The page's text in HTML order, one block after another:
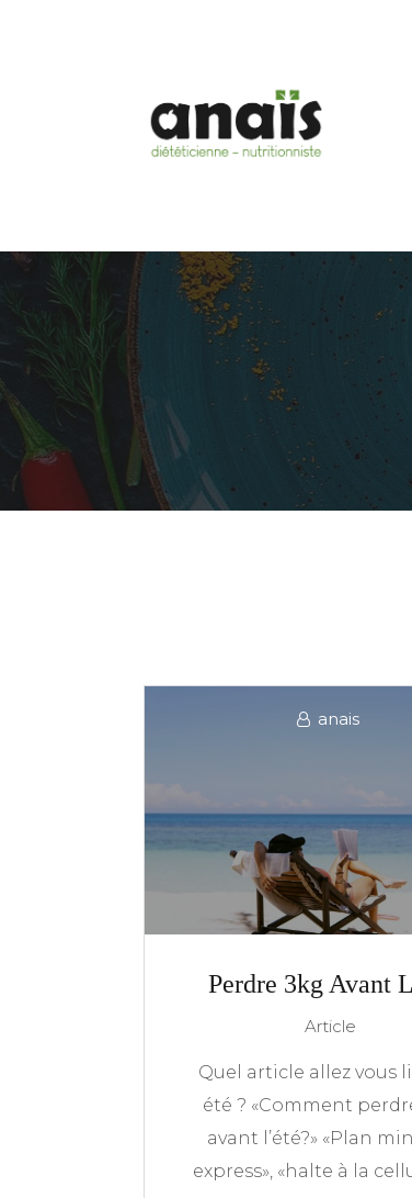
anais
Perdre 3kg Avant
Article
Quel article allez vous
été ? «Comment
avant l’été?» «Plan
express», «halte à la